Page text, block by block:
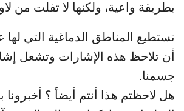
بطريقة واعية، ولكنها لا تفلت من
تستطيع المناطق الدماغية التي لها
أن تلاحظ هذه الإشارات وتشعل
جسمنا.
هل لاحظتم هذا أنتم أيضاً ؟ أخبرونا